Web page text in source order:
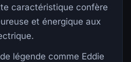
caractéristique confère
et énergique aux
légende comme Eddie